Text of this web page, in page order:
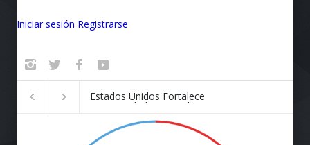
Iniciar sesión Registrarse
Badalona se convierte en el
epicentro de la innovación